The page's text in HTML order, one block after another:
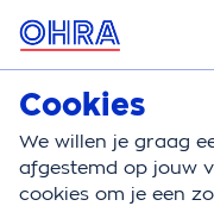
MENU
Cookies
We willen je graag
afgestemd op jouw
cookies om je een